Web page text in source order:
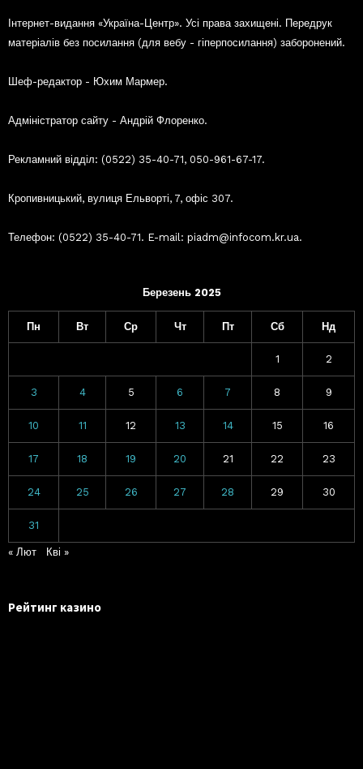
Інтернет-видання «Україна-Центр». Усі права захищені. Передрук
матеріалів без посилання (для вебу - гіперпосилання) заборонений.
Шеф-редактор - Юхим Мармер.
Адміністратор сайту - Андрій Флоренко.
Рекламний відділ: (0522) 35-40-71, 050-961-67-17.
Кропивницький, вулиця Ельворті, 7, офіс 307.
Телефон: (0522) 35-40-71. E-mail: piadm@infocom.kr.ua.
Березень 2025
Пн Вт Ср Чт Пт Сб Нд
1 2
3 4 5 6 7 8 9
10 11 12 13 14 15 16
17 18 19 20 21 22 23
24 25 26 27 28 29 30
31
« Лют Кві »
Рейтинг казино